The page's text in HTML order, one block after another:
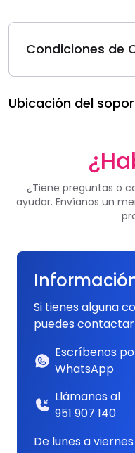
Condiciones de
Ubicación del
¿Tiene preguntas o
ayudar. Envíanos un
Si tienes alguna
puedes
Escríbenos
WhatsApp
Llámanos al
951 907 140
De lunes a